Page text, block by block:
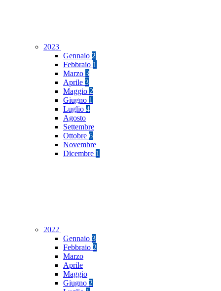
2023
Gennaio 2
Febbraio 1
Marzo 3
Aprile 3
Maggio 2
Giugno 1
Luglio 4
Agosto
Settembre
Ottobre 6
Novembre
Dicembre 1
2022
Gennaio 3
Febbraio 2
Marzo
Aprile
Maggio
Giugno 2